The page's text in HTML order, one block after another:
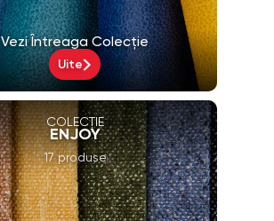
Vezi Întreaga Colecție
Uite
COLECȚIE
ENJOY
17 produse